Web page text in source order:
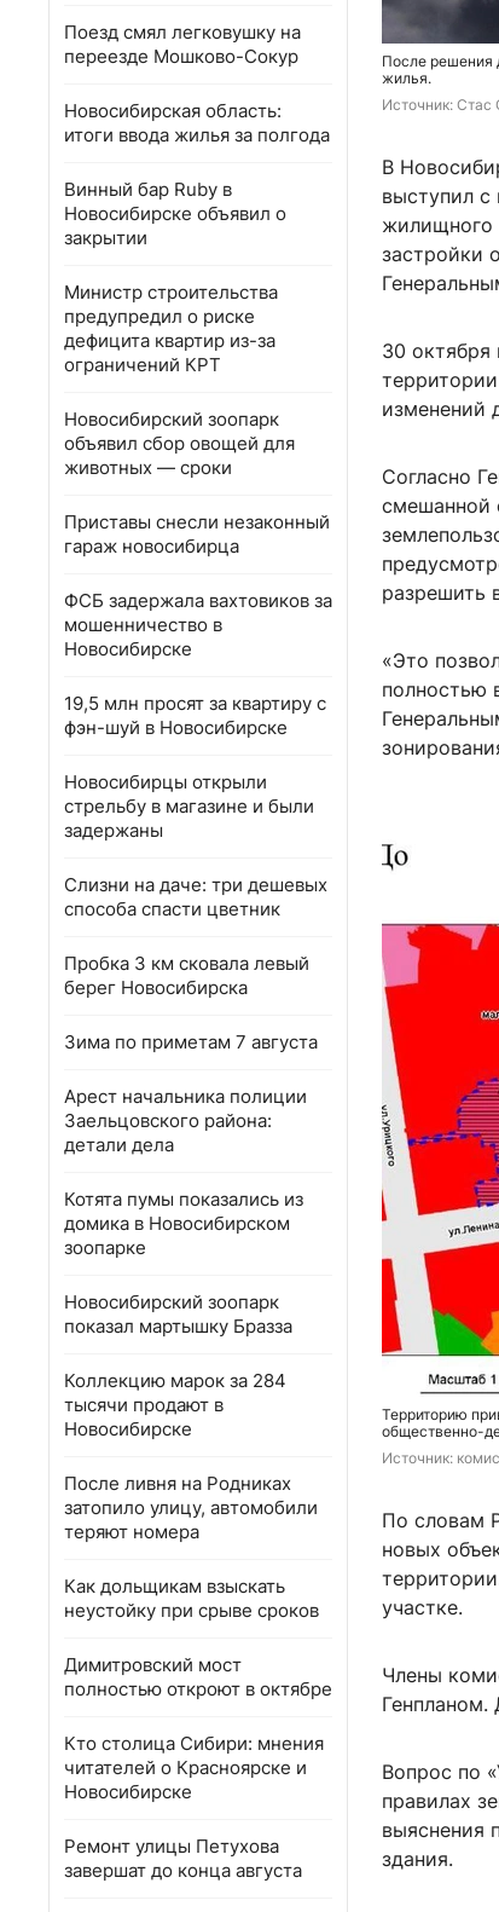
Поезд смял легковушку на
переезде Мошково-Сокур
Новосибирская область:
итоги ввода жилья за полгода
Винный бар Ruby в
Новосибирске объявил о
закрытии
Министр строительства
предупредил о риске
дефицита квартир из-за
ограничений КРТ
Новосибирский зоопарк
объявил сбор овощей для
животных — сроки
Приставы снесли незаконный
гараж новосибирца
ФСБ задержала вахтовиков за
мошенничество в
Новосибирске
19,5 млн просят за квартиру с
фэн-шуй в Новосибирске
Новосибирцы открыли
стрельбу в магазине и были
задержаны
Слизни на даче: три дешевых
способа спасти цветник
Пробка 3 км сковала левый
берег Новосибирска
Зима по приметам 7 августа
Арест начальника полиции
Заельцовского района:
детали дела
Котята пумы показались из
домика в Новосибирском
зоопарке
Новосибирский зоопарк
показал мартышку Бразза
Коллекцию марок за 284
тысячи продают в
Новосибирске
После ливня на Родниках
затопило улицу, автомобили
теряют номера
Как дольщикам взыскать
неустойку при срыве сроков
Димитровский мост
полностью откроют в октябре
Кто столица Сибири: мнения
читателей о Красноярске и
Новосибирске
Ремонт улицы Петухова
завершат до конца августа
После решения
жилья.
Источник: Стас
В
выступил с
жилищного
застройки
30 октября
изменений
Согласно
смешанной
разрешить
«Это
полностью
Территорию
общественно-
Источник:
По словам
новых
участке.
Члены
Генпланом.
Вопрос по
правилах
выяснения
здания.